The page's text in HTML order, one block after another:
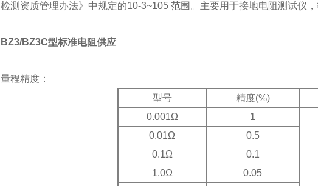
检测资质管理办法》中规定的10-3~105 范围。主要用于接地电阻测试仪，
BZ3/BZ3C型标准电阻供应
量程精度：
型号
精度(%)
0.001Ω
1
0.01Ω
0.5
0.1Ω
0.1
1.0Ω
0.05